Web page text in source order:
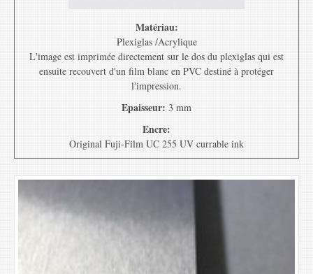
Matériau:
Plexiglas /Acrylique
L'image est imprimée directement sur le dos du plexiglas qui est
ensuite recouvert d'un film blanc en PVC destiné à protéger
l'impression.
Epaisseur: 3 mm
Encre:
Original Fuji-Film UC 255 UV currable ink